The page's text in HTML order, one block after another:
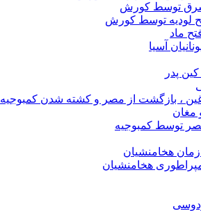
توسط کورش
لودیه توسط کورش
ماد
آسیا
پدر
، بازگشت از مصر و کشته شدن کمبوجیه
مغان
توسط کمبوجیه
هخامنشیان
هخامنشیان